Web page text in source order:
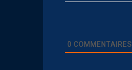
0 COMMENTAIRES